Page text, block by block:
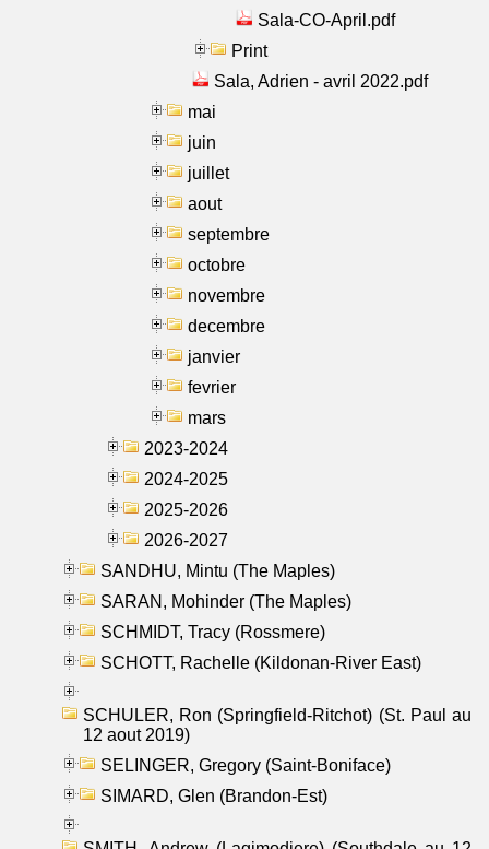
Sala-CO-April.pdf
Print
Sala, Adrien - avril 2022.pdf
mai
juin
juillet
aout
septembre
octobre
novembre
decembre
janvier
fevrier
mars
2023-2024
2024-2025
2025-2026
2026-2027
SANDHU, Mintu (The Maples)
SARAN, Mohinder (The Maples)
SCHMIDT, Tracy (Rossmere)
SCHOTT, Rachelle (Kildonan-River East)
SCHULER, Ron (Springfield-Ritchot) (St. Paul au
12 aout 2019)
SELINGER, Gregory (Saint-Boniface)
SIMARD, Glen (Brandon-Est)